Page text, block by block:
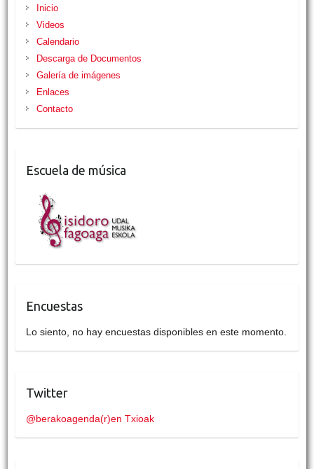
Inicio
Videos
Calendario
Descarga de Documentos
Galería de imágenes
Enlaces
Contacto
Escuela de música
Encuestas
Lo siento, no hay encuestas disponibles en este momento.
Twitter
@berakoagenda(r)en Txioak